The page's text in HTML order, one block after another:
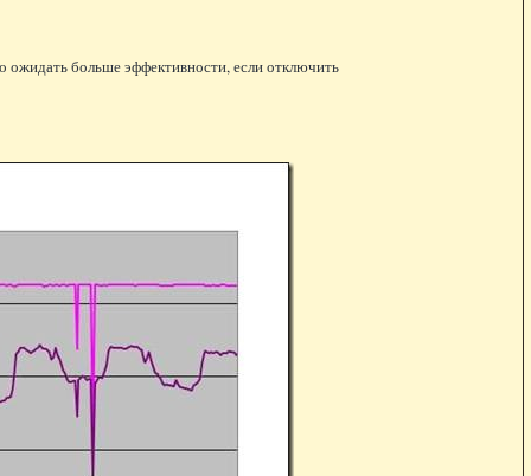
больше эффективности, если отключить